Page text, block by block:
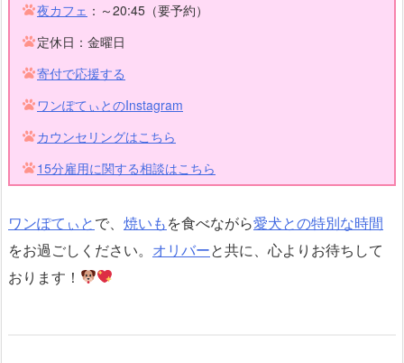
夜カフェ ：～20:45（要予約）
定休日：金曜日
寄付で応援する
ワンぽてぃとのInstagram
カウンセリングはこちら
15分雇用に関する相談はこちら
ワンぽてぃとで、 焼いもを食べながら愛犬との特別な時間
をお過ごしください。 オリバーと共に、心よりお待ちして
おります！